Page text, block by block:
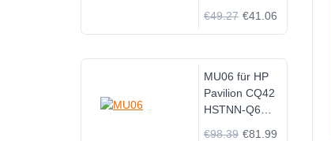
€49.27 €41.06
MU06 für HP
Pavilion CQ42
HSTNN-Q61C
€98.39 €81.99